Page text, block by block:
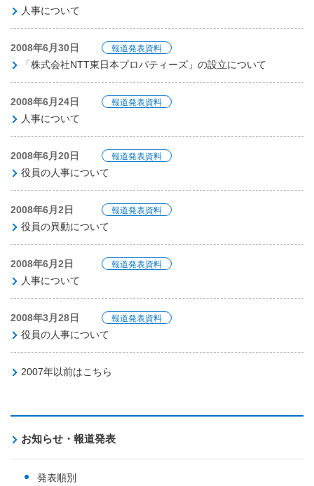
人事について
2008年6月30日 報道発表資料
「株式会社NTT東日本プロパティーズ」の設立について
2008年6月24日 報道発表資料
人事について
2008年6月20日 報道発表資料
役員の人事について
2008年6月2日 報道発表資料
役員の異動について
2008年6月2日 報道発表資料
人事について
2008年3月28日 報道発表資料
役員の人事について
2007年以前はこちら
お知らせ・報道発表
発表順別